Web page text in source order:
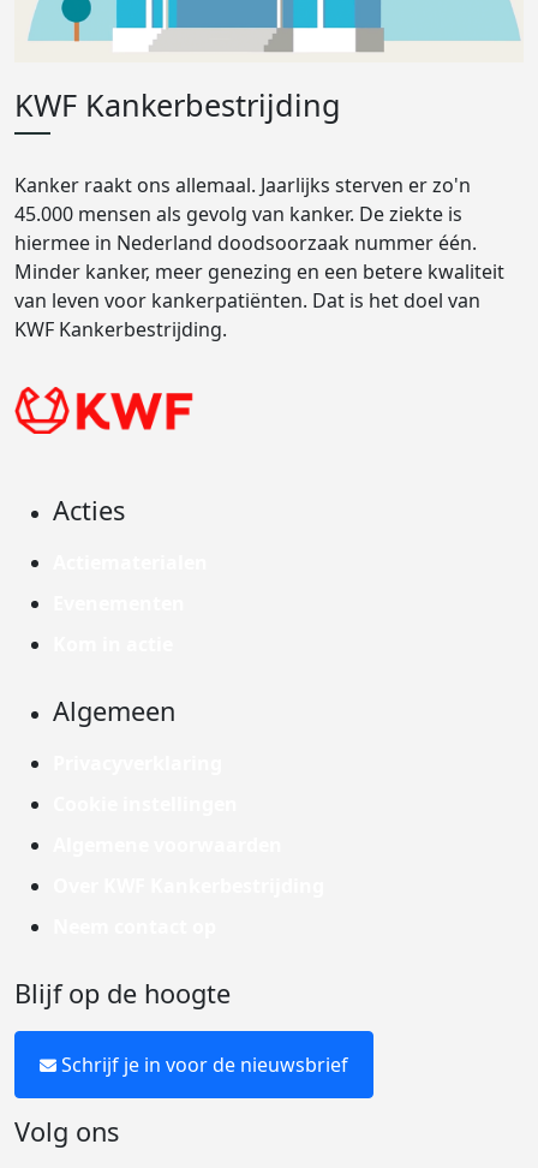
KWF Kankerbestrijding
Kanker raakt ons allemaal. Jaarlijks sterven er zo'n
45.000 mensen als gevolg van kanker. De ziekte is
hiermee in Nederland doodsoorzaak nummer één.
Minder kanker, meer genezing en een betere kwaliteit
van leven voor kankerpatiënten. Dat is het doel van
KWF Kankerbestrijding.
Acties
Algemeen
Blijf op de hoogte
Schrijf je in voor de nieuwsbrief
Volg ons